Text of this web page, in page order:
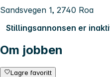
Sandsvegen 1, 2740 Roa
Stillingsannonsen er
Om jobben
Lagre favoritt